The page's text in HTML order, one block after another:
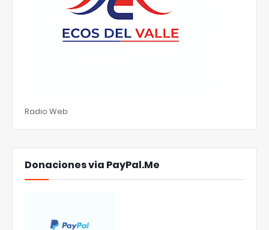
Radio Web
Donaciones via PayPal.Me